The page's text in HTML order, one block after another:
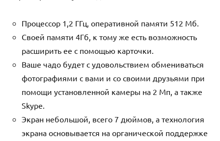
Процессор 1,2 ГГц, оперативной памяти 512 Мб.
Своей памяти 4Гб, к тому же есть возможность
расширить ее с помощью карточки.
Ваше чадо будет с удовольствием обмениваться
фотографиями с вами и со своими друзьями при
помощи установленной камеры на 2 Мп, а также
Skype.
Экран небольшой, всего 7 дюймов, а технология
экрана основывается на органической поддержке